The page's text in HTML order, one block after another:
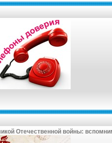
Отечественной войны: